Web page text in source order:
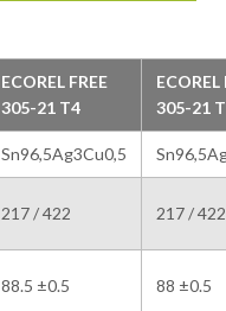
ECOREL FREE
305-21 T4
ECOREL
305-21
Sn96,5Ag3Cu0,5
217 / 422 217 / 422
88.5 ±0.5 88 ±0.5